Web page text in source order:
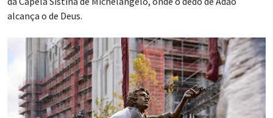
alcança o de Deus.